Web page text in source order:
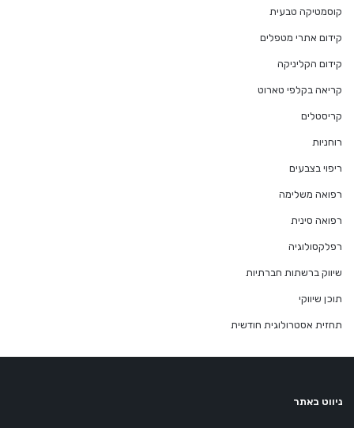
קוסמטיקה טבעית
קידום אתרי מטפלים
קידום הקליניקה
קריאה בקלפי טארוט
קריסטלים
רוחניות
ריפוי בצבעים
רפואה משלימה
רפואה סינית
רפלקסולוגיה
שיווק ברשתות חברתיות
תוכן שיווקי
תחזית אסטרולוגית חודשית
ניווט באתר